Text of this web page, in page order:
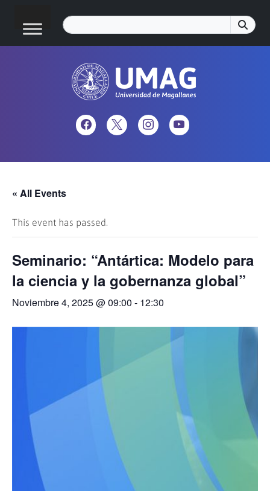
« All Events
This event has passed.
Seminario: “Antártica: Modelo para
la ciencia y la gobernanza global”
Noviembre 4, 2025 @ 09:00 - 12:30